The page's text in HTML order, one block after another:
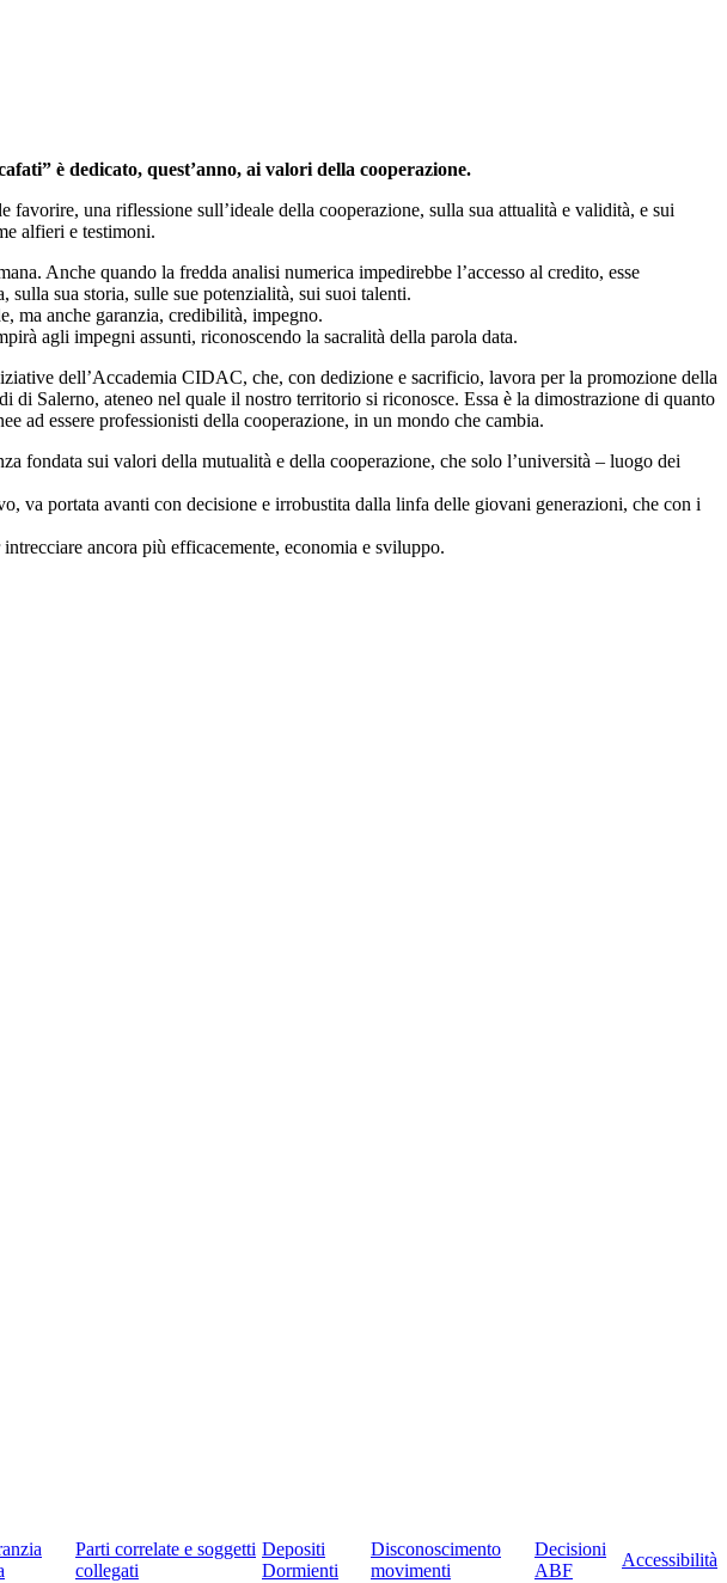
è dedicato, quest’anno, ai valori della cooperazione.
una riflessione sull’ideale della cooperazione, sulla sua attualità e validità, e sui
alfieri e testimoni.
Anche quando la fredda analisi numerica impedirebbe l’accesso al credito, esse
sulla sua storia, sulle sue potenzialità, sui suoi talenti.
ma anche garanzia, credibilità, impegno.
agli impegni assunti, riconoscendo la sacralità della parola data.
dell’Accademia CIDAC, che, con dedizione e sacrificio, lavora per la promozione della
Salerno, ateneo nel quale il nostro territorio si riconosce. Essa è la dimostrazione di quanto
ad essere professionisti della cooperazione, in un mondo che cambia.
sui valori della mutualità e della cooperazione, che solo l’università – luogo dei
va portata avanti con decisione e irrobustita dalla linfa delle giovani generazioni, che con i
ancora più efficacemente, economia e sviluppo.
Parti correlate e soggetti
collegati
Depositi
Dormienti
Disconoscimento
movimenti
Decisioni
ABF
Accessibilità